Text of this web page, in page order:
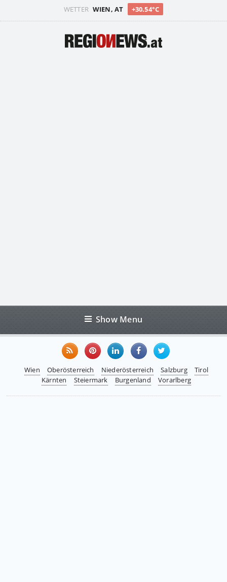
WETTER WIEN, AT +30.54°C
Show Menu
Wien Oberösterreich Niederösterreich Salzburg
Tirol
Kärnten
Steiermark Burgenland Vorarlberg